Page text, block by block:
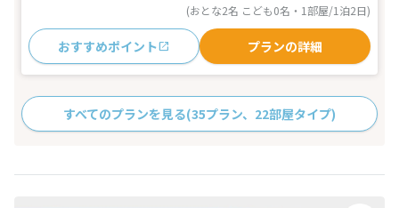
(おとな2名 こども0名・1部屋/1泊2日)
おすすめポイント プランの詳細
すべてのプランを見る(35プラン、22部屋タイプ)